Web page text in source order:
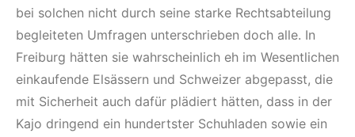
bei solchen nicht durch seine starke Rechtsabteilung
begleiteten Umfragen unterschrieben doch alle. In
Freiburg hätten sie wahrscheinlich eh im Wesentlichen
einkaufende Elsässern und Schweizer abgepasst, die
mit Sicherheit auch dafür plädiert hätten, dass in der
Kajo dringend ein hundertster Schuhladen sowie ein